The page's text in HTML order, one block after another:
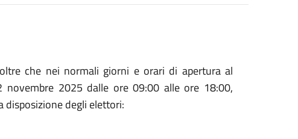
che nei normali giorni e orari di apertura al
2025 dalle ore 09:00 alle ore 18:00,
disposizione degli elettori: